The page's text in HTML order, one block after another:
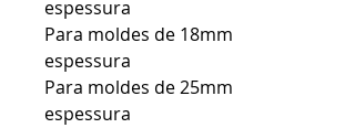
espessura
Para moldes de 18mm
espessura
Para moldes de 25mm
espessura